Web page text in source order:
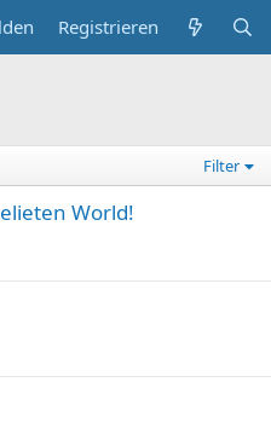
Registrieren
Filter
World!